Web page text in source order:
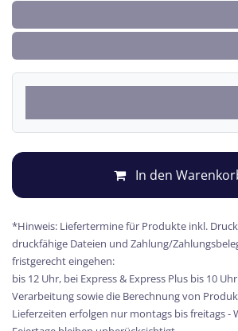
In den
*Hinweis: Liefertermine für Produkte inkl.
druckfähige Dateien und Zahlung/
fristgerecht eingehen:
bis 12 Uhr, bei Express & Express Plus bis 10
Verarbeitung sowie die Berechnung von
Lieferzeiten erfolgen nur montags bis freitags -